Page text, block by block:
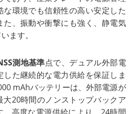
環境でも信頼性の高い安定した
た、振動や衝撃にも強く、静電気
ます。
測地基準点で、デュアル外部電
た継続的な電力供給を保証しま
mAhバッテリーは、外部電源が
20時間のノンストップバックア